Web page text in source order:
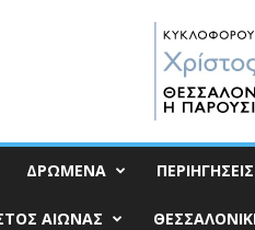
ΔΡΩΜΕΝΑ ΠΕΡΙΗΓΗΣΕΙΣ
ΑΙΩΝΑΣ